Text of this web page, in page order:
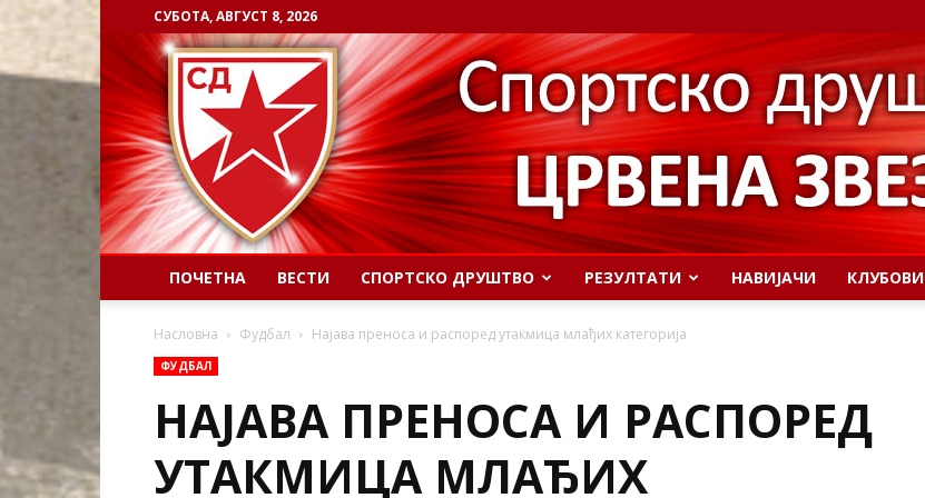
СУБОТА, АВГУСТ 8, 2026
ПОЧЕТНА ВЕСТИ СПОРТСКО ДРУШТВО РЕЗУЛТАТИ НАВИЈАЧИ КЛУБОВИ
Насловна Фудбал Најава преноса и распоред утакмица млађих категорија
ФУДБАЛ
НАЈАВА ПРЕНОСА И РАСПОРЕД
УТАКМИЦА МЛАЂИХ